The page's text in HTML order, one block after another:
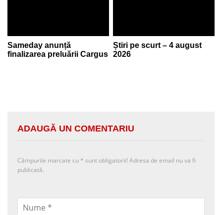
Sameday anunță
finalizarea preluării Cargus
Știri pe scurt – 4 august
2026
ADAUGĂ UN COMENTARIU
Câmpurile marcate cu * sunt obligatorii! Adresa de email nu va fi
publicată.